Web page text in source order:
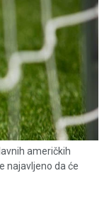
američkih
najavljeno da će